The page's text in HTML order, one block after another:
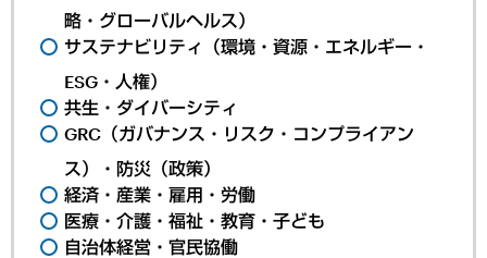
略・グローバルヘルス）
サステナビリティ（環境・資源・エネルギー・
ESG・人権）
共生・ダイバーシティ
GRC（ガバナンス・リスク・コンプライアン
ス）・防災（政策）
経済・産業・雇用・労働
医療・介護・福祉・教育・子ども
自治体経営・官民協働